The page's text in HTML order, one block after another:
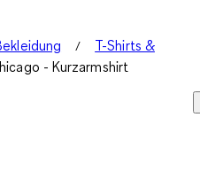
T-Shirts &
- Kurzarmshirt